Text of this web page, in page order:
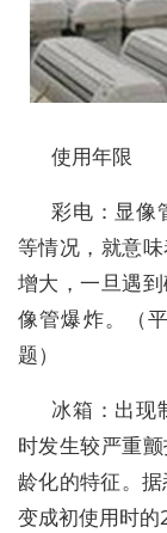
使用年限
彩电：显像
等情况，就意
增大，一旦遇
像管爆炸。（
题）
冰箱：出现
时发生较严重
龄化的特征。
变成初使用时的2